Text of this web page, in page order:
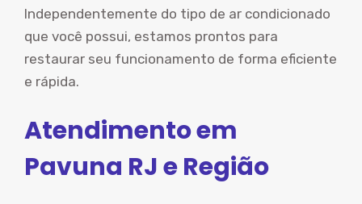
Independentemente do tipo de ar condicionado
que você possui, estamos prontos para
restaurar seu funcionamento de forma eficiente
e rápida.
Atendimento em
Pavuna RJ e Região